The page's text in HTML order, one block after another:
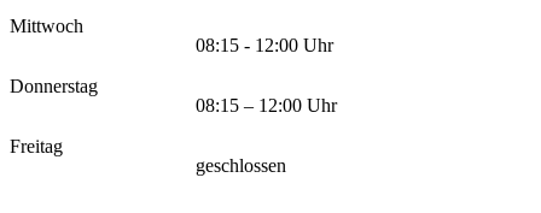
Mittwoch
08:15 - 12:00 Uhr
Donnerstag
08:15 – 12:00 Uhr
Freitag
geschlossen